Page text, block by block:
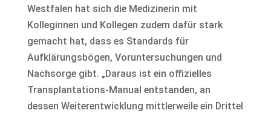
Westfalen hat sich die Medizinerin mit
Kolleginnen und Kollegen zudem dafür stark
gemacht hat, dass es Standards für
Aufklärungsbögen, Voruntersuchungen und
Nachsorge gibt. „Daraus ist ein offizielles
Transplantations-Manual entstanden, an
dessen Weiterentwicklung mittlerweile ein Drittel